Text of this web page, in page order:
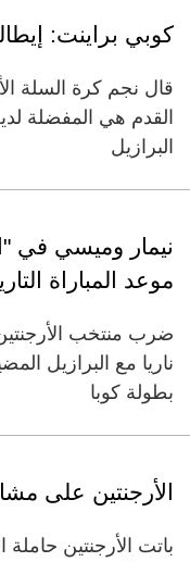
كوبي براينت:
قال نجم كرة السلة
القدم هي المفضلة
البرازيل
نيمار وميسي في
موعد المباراة
ضرب منتخب
ناريا مع البرازيل
بطولة كوبا
الأرجنتين على
باتت الأرجنتين